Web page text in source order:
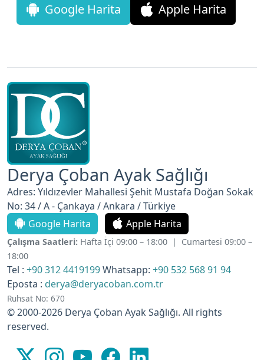
Google Harita Apple Harita
Derya Çoban Ayak Sağlığı
Adres: Yıldızevler Mahallesi Şehit Mustafa Doğan Sokak
No: 34 / A - Çankaya / Ankara / Türkiye
Google Harita
Apple Harita
Çalışma Saatleri: Hafta İçi 09:00 – 18:00 | Cumartesi 09:00 –
18:00
Tel : +90 312 4419199Whatsapp: +90 532 568 91 94
Eposta : derya@deryacoban.com.tr
Ruhsat No: 670
© 2000-2026 Derya Çoban Ayak Sağlığı. All rights
reserved.